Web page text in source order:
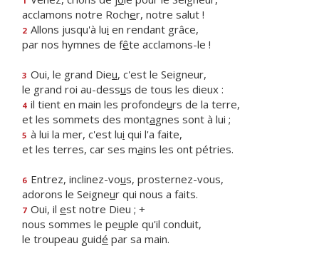
acclamons notre Rocher, notre salut !
2 Allons jusqu'à lui en rendant grâce,
par nos hymnes de fête acclamons-le !
3 Oui, le grand Dieu, c'est le Seigneur,
le grand roi au-dessus de tous les dieux :
4 il tient en main les profondeurs de la terre,
et les sommets des montagnes sont à lui ;
5 à lui la mer, c'est lui qui l'a faite,
et les terres, car ses mains les ont pétries.
6 Entrez, inclinez-vous, prosternez-vous,
adorons le Seigneur qui nous a faits.
7 Oui, il est notre Dieu ; +
nous sommes le peuple qu'il conduit,
le troupeau guidé par sa main.